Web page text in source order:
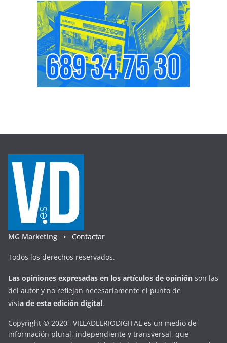
MG Marketing • Contactar
Todos los derechos reservados.
Las opiniones expresadas en los artículos de opinión son las
del autor y no reflejan necesariamente el punto de
vista de esta edición digital.
Copyright © 2020 –VILLADELRIODIGITAL es un medio de
información plural, independiente y transversal, que